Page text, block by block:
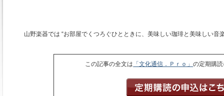
山野楽器では “お部屋でくつろぐひとときに、美味しい珈琲と美味しい
この記事の全文は 「文化通信．Ｐｒｏ」の定期購